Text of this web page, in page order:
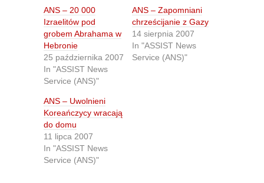
a
r
e
o
n
T
w
i
t
t
(
O
p
e
n
s
i
n
n
h
a
r
e
o
a
c
e
b
o
k
(
O
s
i
n
ANS – 20 000
Izraelitów pod
grobem Abrahama w
Hebronie
25 października 2007
In "ASSIST News
Service (ANS)"
ANS – Zapomniani
chrześcijanie z Gazy
14 sierpnia 2007
In "ASSIST News
Service (ANS)"
ANS – Uwolnieni
Koreańczycy wracają
do domu
11 lipca 2007
In "ASSIST News
Service (ANS)"